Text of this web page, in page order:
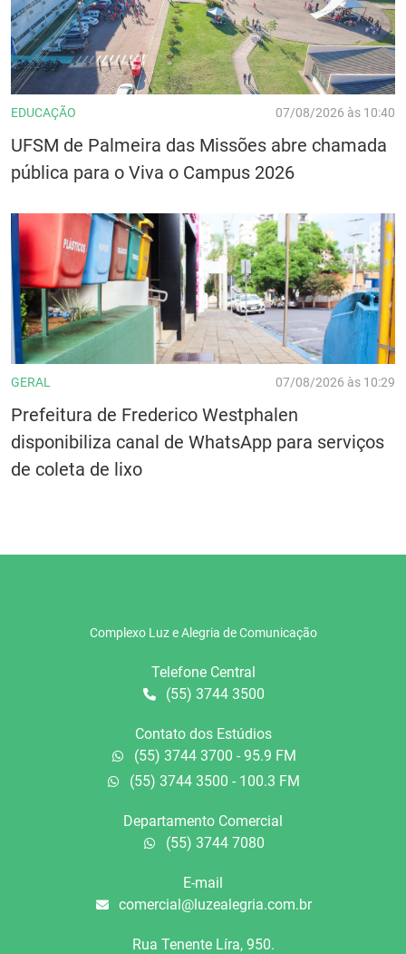
EDUCAÇÃO 07/08/2026 às 10:40
UFSM de Palmeira das Missões abre chamada
pública para o Viva o Campus 2026
GERAL 07/08/2026 às 10:29
Prefeitura de Frederico Westphalen
disponibiliza canal de WhatsApp para serviços
de coleta de lixo
Complexo Luz e Alegria de Comunicação
Telefone Central
(55) 3744 3500
Contato dos Estúdios
(55) 3744 3700 - 95.9 FM
(55) 3744 3500 - 100.3 FM
Departamento Comercial
(55) 3744 7080
E-mail
comercial@luzealegria.com.br
Rua Tenente Líra, 950.